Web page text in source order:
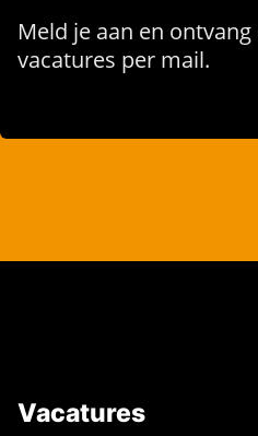
Meld je aan en
vacatures per mail.
Vacatures